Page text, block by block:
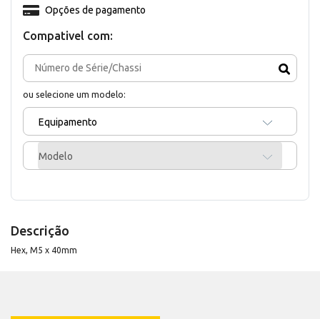
Compativel com:
ou selecione um modelo:
Equipamento
Modelo
Opções de pagamento
Descrição
Hex, M5 x 40mm